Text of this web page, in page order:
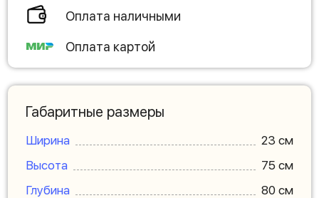
Оплата наличными
Оплата картой
Габаритные размеры
Ширина
23 см
Высота
75 см
Глубина
80 см